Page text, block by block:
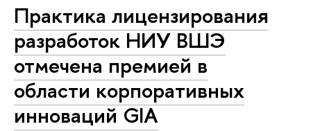
Практика лицензирования
разработок НИУ ВШЭ
отмечена премией в
области корпоративных
инноваций GIA